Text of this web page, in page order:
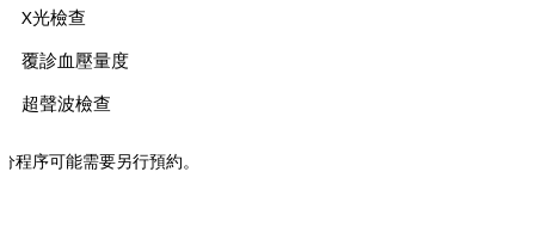
X光檢查
覆診血壓量度
超聲波檢查
程序可能需要另行預約。